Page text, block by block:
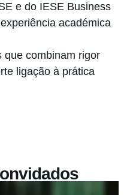
e do IESE Business
académica
que combinam rigor
ligação à prática